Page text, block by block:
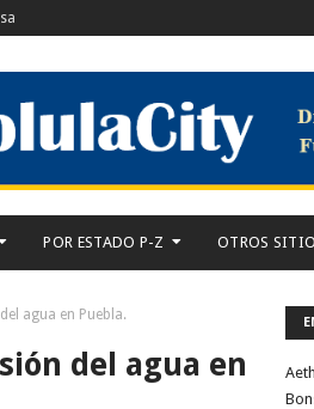
POR ESTADO P-Z OTROS
agua en Puebla.
del agua en